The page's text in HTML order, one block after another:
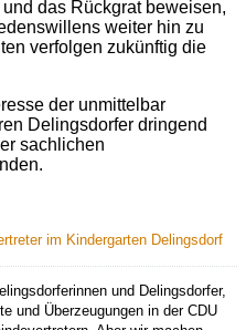
das Rückgrat beweisen,
weiter hin zu
verfolgen zukünftig die
der unmittelbar
Delingsdorfer dringend
sachlichen
im Kindergarten Delingsdorf
und Delingsdorfer,
und Überzeugungen in der CDU